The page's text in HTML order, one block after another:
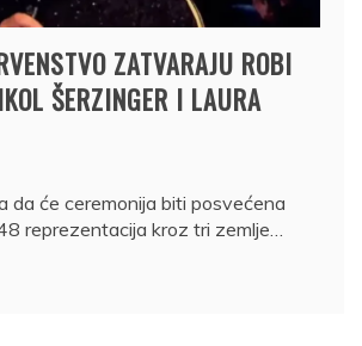
ZATVARAJU ROBI
ŠERZINGER I LAURA
da će ceremonija biti posvećena
reprezentacija kroz tri zemlje…